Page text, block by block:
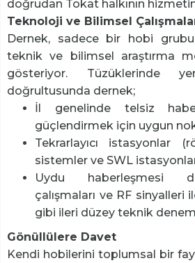
doğrudan Tokat halkının
Teknoloji ve Bilimsel
Dernek, sadece bir hobi
teknik ve bilimsel araştırma
gösteriyor. Tüzüklerinde
doğrultusunda dernek;
İl genelinde telsiz
güçlendirmek için uygun
Tekrarlayıcı istasyonlar
sistemler ve SWL
Uydu haberleşmesi
çalışmaları ve RF sinyalleri
gibi ileri düzey teknik
Gönüllülere Davet
Kendi hobilerini toplumsal bir